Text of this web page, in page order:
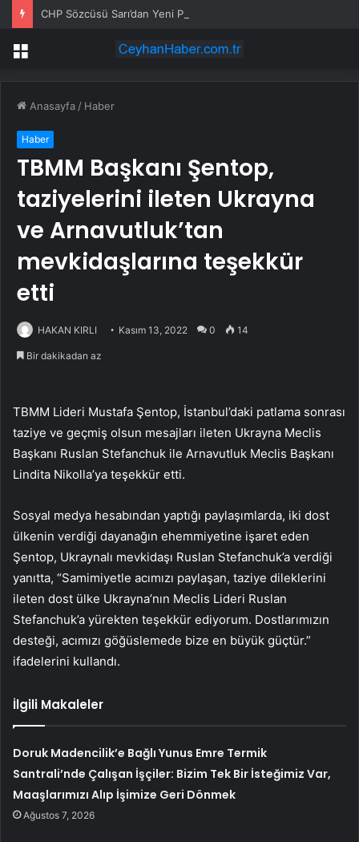
Menü
Anasayfa / Haber
Haber
TBMM Başkanı Şentop,
taziyelerini ileten Ukrayna
ve Arnavutluk’tan
mevkidaşlarına teşekkür
etti
HAKAN KIRLI Kasım 13, 2022 0 14
Bir dakikadan az
TBMM Lideri Mustafa Şentop, İstanbul’daki patlama sonrası
taziye ve geçmiş olsun mesajları ileten Ukrayna Meclis
Başkanı Ruslan Stefanchuk ile Arnavutluk Meclis Başkanı
Lindita Nikolla’ya teşekkür etti.
Sosyal medya hesabından yaptığı paylaşımlarda, iki dost
ülkenin verdiği dayanağın ehemmiyetine işaret eden
Şentop, Ukraynalı mevkidaşı Ruslan Stefanchuk’a verdiği
yanıtta, “Samimiyetle acımızı paylaşan, taziye dileklerini
ileten dost ülke Ukrayna’nın Meclis Lideri Ruslan
Stefanchuk’a yürekten teşekkür ediyorum. Dostlarımızın
desteği, acımızı göğüslemede bize en büyük güçtür.”
ifadelerini kullandı.
İlgili Makaleler
Doruk Madencilik’e Bağlı Yunus Emre Termik
Santrali’nde Çalışan İşçiler: Bizim Tek Bir İsteğimiz Var,
Maaşlarımızı Alıp İşimize Geri Dönmek
Ağustos 7, 2026